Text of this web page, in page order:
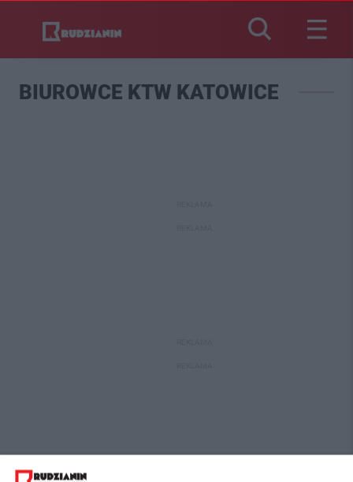
BIUROWCE KTW KATOWICE